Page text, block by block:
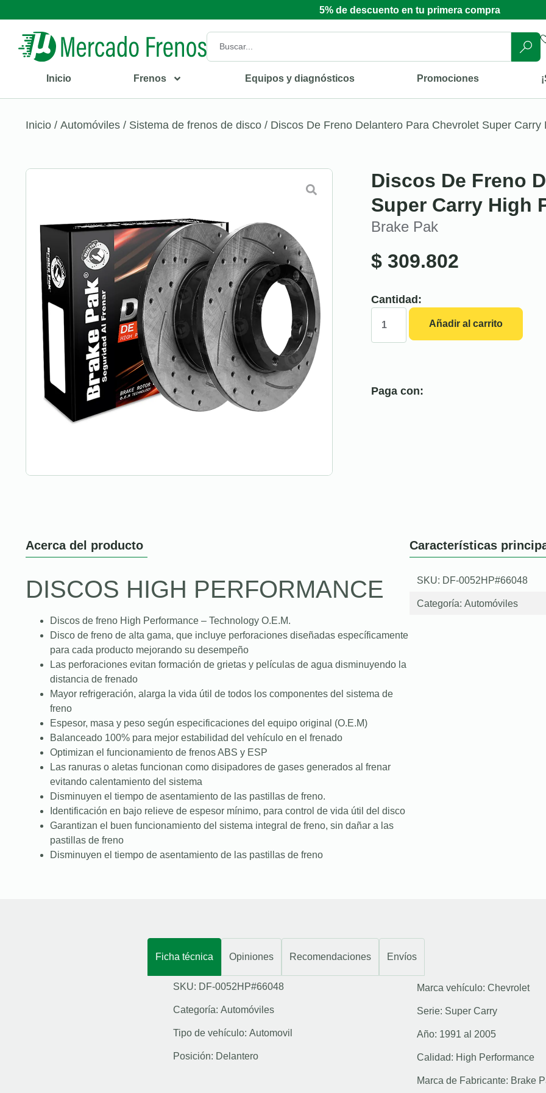
5% de descuento en tu primera compra
Inicio Frenos Equipos y diagnósticos Promociones
Inicio / Automóviles / Sistema de frenos de disco / Discos De Freno Delantero Para Chevrolet Super Carry
Discos De Freno
Super Carry High
Brake Pak
$ 309.802
Cantidad:
Añadir al carrito
Paga con:
Acerca del producto
DISCOS HIGH PERFORMANCE
Discos de freno High Performance – Technology O.E.M.
Disco de freno de alta gama, que incluye perforaciones diseñadas específicamente
para cada producto mejorando su desempeño
Las perforaciones evitan formación de grietas y películas de agua disminuyendo la
distancia de frenado
Mayor refrigeración, alarga la vida útil de todos los componentes del sistema de
freno
Espesor, masa y peso según especificaciones del equipo original (O.E.M)
Balanceado 100% para mejor estabilidad del vehículo en el frenado
Optimizan el funcionamiento de frenos ABS y ESP
Las ranuras o aletas funcionan como disipadores de gases generados al frenar
evitando calentamiento del sistema
Disminuyen el tiempo de asentamiento de las pastillas de freno.
Identificación en bajo relieve de espesor mínimo, para control de vida útil del disco
Garantizan el buen funcionamiento del sistema integral de freno, sin dañar a las
pastillas de freno
Disminuyen el tiempo de asentamiento de las pastillas de freno
Características
SKU: DF-0052HP#66048
Categoría: Automóviles
Ficha técnica Opiniones Recomendaciones Envíos
SKU: DF-0052HP#66048
Categoría: Automóviles
Tipo de vehículo: Automovil
Posición: Delantero
Marca vehículo: Chevrolet
Serie: Super Carry
Año: 1991 al 2005
Calidad: High Performance
Marca de Fabricante: Brake